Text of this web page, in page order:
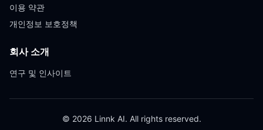
이용 약관
개인정보 보호정책
회사 소개
연구 및 인사이트
© 2026 Linnk AI. All rights reserved.